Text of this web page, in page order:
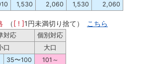
1,530 2,060 1,530 2,060
（[ ! ]1円未満切り捨て） こちら
対応
個別対応
口
大口
35〜100
101～